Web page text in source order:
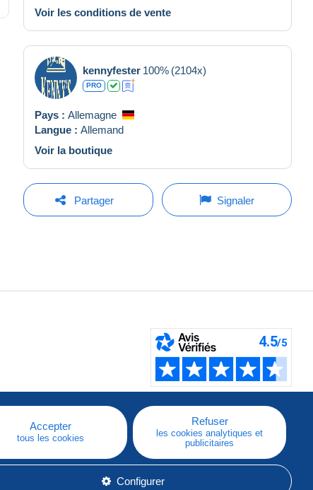
Voir les conditions de vente
kennyfester 100% (2104x)
PRO
Pays : Allemagne
Langue : Allemand
Voir la boutique
Partager Signaler
Accepter
tous les cookies
Refuser
les cookies analytiques et
publicitaires
Configurer